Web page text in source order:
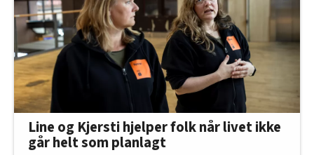
Line og Kjersti hjelper folk når livet ikke
går helt som planlagt